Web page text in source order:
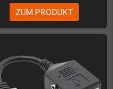
ZUM PRODUKT